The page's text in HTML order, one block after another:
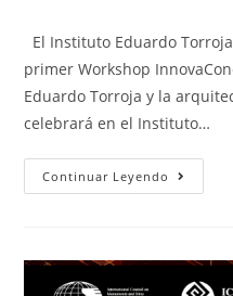
El Instituto Eduardo
primer Workshop
Eduardo Torroja y la
celebrará en el Instituto…
Continuar Leyendo